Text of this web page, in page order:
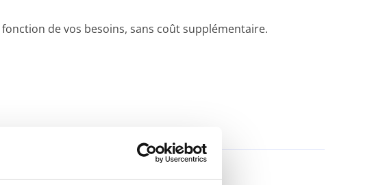
de vos besoins, sans coût supplémentaire.